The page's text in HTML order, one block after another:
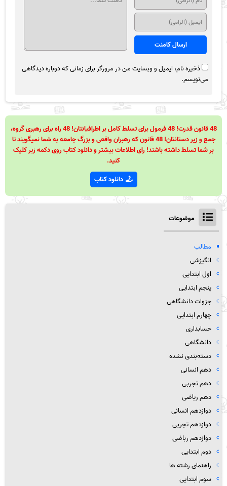
ذخیره نام، ایمیل و وبسایت من در مرورگر برای زمانی که دوباره دیدگاهی
می‌نویسم.
48 قانون قدرت! 48 فرمول برای تسلط کامل بر اطرافیانتان! 48 راه برای رهبری گروه،
جمع و زیر دستانتان! 48 قانون که رهبران واقعی و بزرگ جامعه به شما نمیگویند تا
بر شما تسلط داشته باشند! رای اطلاعات بیشتر و دانلود کتاب روی دکمه زیر کلیک
کنید.
دانلود کتاب
موضوعات
مطالب
انگیزشی
اول ابتدایی
پنجم ابتدایی
جزوات دانشگاهی
چهارم ابتدایی
حسابداری
دانشگاهی
دسته‌بندی نشده
دهم انسانی
دهم تجربی
دهم ریاضی
دوازدهم انسانی
دوازدهم تجربی
دوازدهم رباضی
دوم ابتدایی
راهنمای رشته ها
سوم ابتدایی